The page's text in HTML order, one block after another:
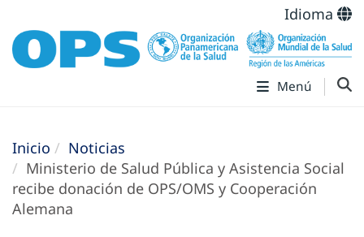
Idioma
Menú
Inicio
Noticias
Ministerio de Salud Pública y Asistencia Social
recibe donación de OPS/OMS y Cooperación
Alemana